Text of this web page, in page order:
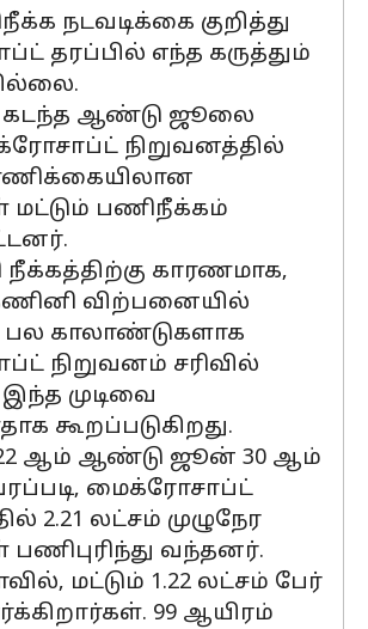
நடவடிக்கை குறித்து
தரப்பில் எந்த கருத்தும்
ஆண்டு ஜூலை
நிறுவனத்தில்
மட்டும் பணிநீக்கம்
காரணமாக,
விற்பனையில்
பல காலாண்டுகளாக
நிறுவனம் சரிவில்
முடிவை
கூறப்படுகிறது.
ஆம் ஆண்டு ஜூன் 30 ஆம்
மைக்ரோசாப்ட்
2.21 லட்சம் முழுநேர
வந்தனர்.
மட்டும் 1.22 லட்சம் பேர்
99 ஆயிரம்